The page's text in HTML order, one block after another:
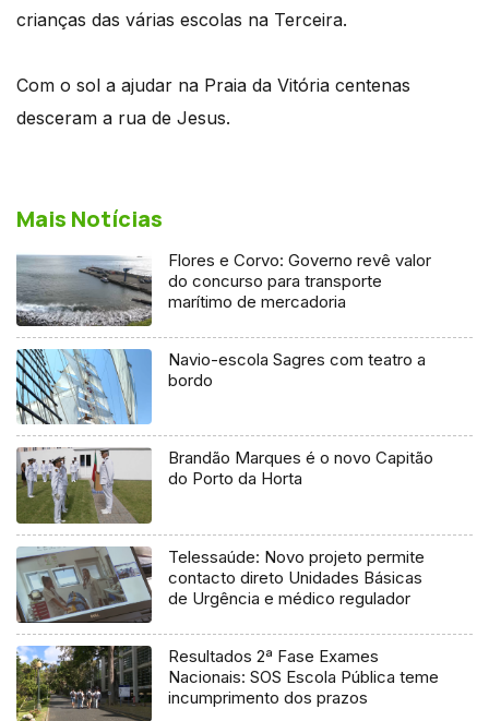
crianças das várias escolas na Terceira.
Com o sol a ajudar na Praia da Vitória centenas
desceram a rua de Jesus.
Mais Notícias
Flores e Corvo: Governo revê valor
do concurso para transporte
marítimo de mercadoria
Navio-escola Sagres com teatro a
bordo
Brandão Marques é o novo Capitão
do Porto da Horta
Telessaúde: Novo projeto permite
contacto direto Unidades Básicas
de Urgência e médico regulador
Resultados 2ª Fase Exames
Nacionais: SOS Escola Pública teme
incumprimento dos prazos